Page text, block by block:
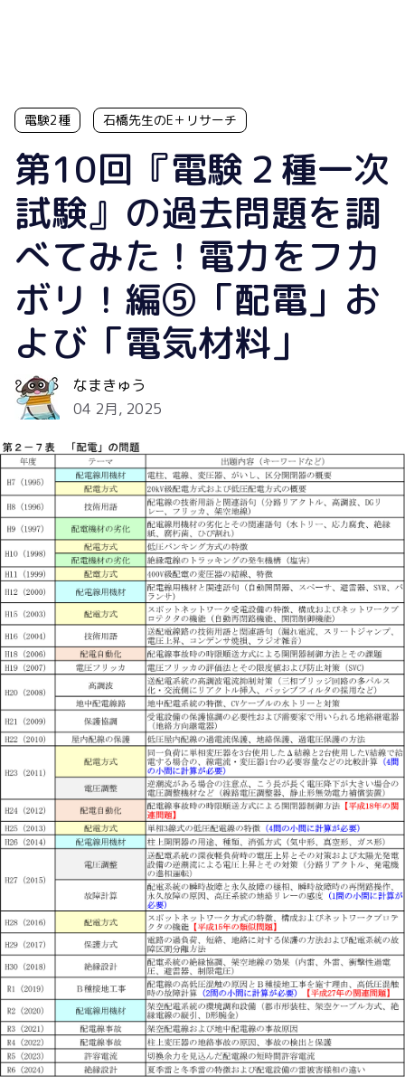
電験2種 石橋先生のE＋リサーチ
第10回『電験２種一次
試験』の過去問題を調
べてみた！電力をフカ
ボリ！編⑤「配電」お
よび「電気材料」
なまきゅう
04 2月, 2025